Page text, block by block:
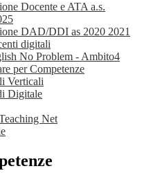
Docente e ATA a.s.
DAD/DDI as 2020 2021
digitali
No Problem - Ambito4
per Competenze
Verticali
Digitale
Net